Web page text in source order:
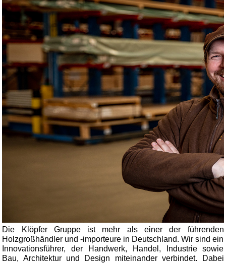
Die Klöpfer Gruppe ist mehr als einer der führenden
Holzgroßhändler und -importeure in Deutschland. Wir sind ein
Innovationsführer, der Handwerk, Handel, Industrie sowie
Bau, Architektur und Design miteinander verbindet. Dabei